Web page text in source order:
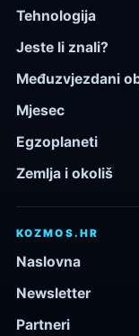
Tehnologija
Jeste li znali?
Međuzvjezdani
Mjesec
Egzoplaneti
Zemlja i okoliš
KOZMOS.HR
Naslovna
Newsletter
Partneri